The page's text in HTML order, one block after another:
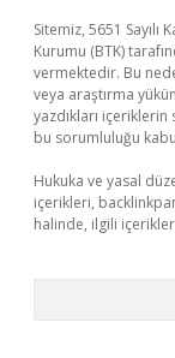
Sitemiz, 5651
Kurumu (BTK)
vermektedir. Bu
veya araştırma
yazdıkları
bu sorumluluğu
Hukuka ve yasal
içerikleri,
halinde, ilgili